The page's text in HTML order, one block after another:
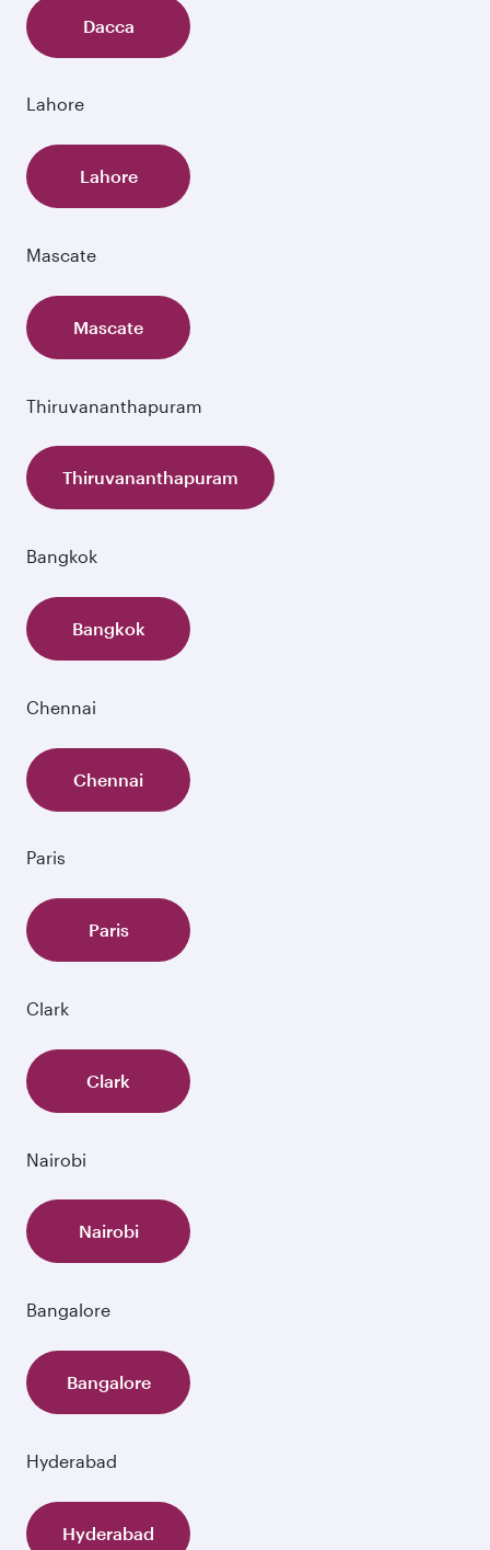
Dacca
Lahore
Lahore
Mascate
Mascate
Thiruvananthapuram
Thiruvananthapuram
Bangkok
Bangkok
Chennai
Chennai
Paris
Paris
Clark
Clark
Nairobi
Nairobi
Bangalore
Bangalore
Hyderabad
Hyderabad